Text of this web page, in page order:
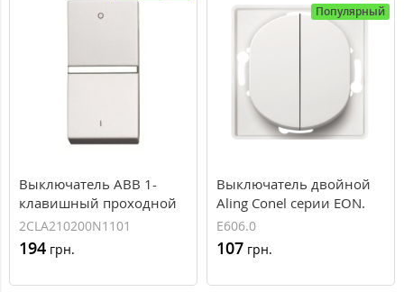
Выключатель ABB 1-
клавишный проходной
Zenit белый/1мод. N2102
BL (2CLA210200N1101)
2CLA210200N1101
194 грн.
Популярный
Выключатель двойной
Aling Conel серии EON.
"Белый" (E606.0)
E606.0
107 грн.